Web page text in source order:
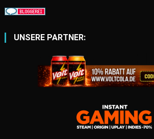
UNSERE PARTNER: